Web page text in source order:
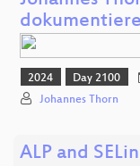
2024 Day 2100
Johannes Thorn
ALP and